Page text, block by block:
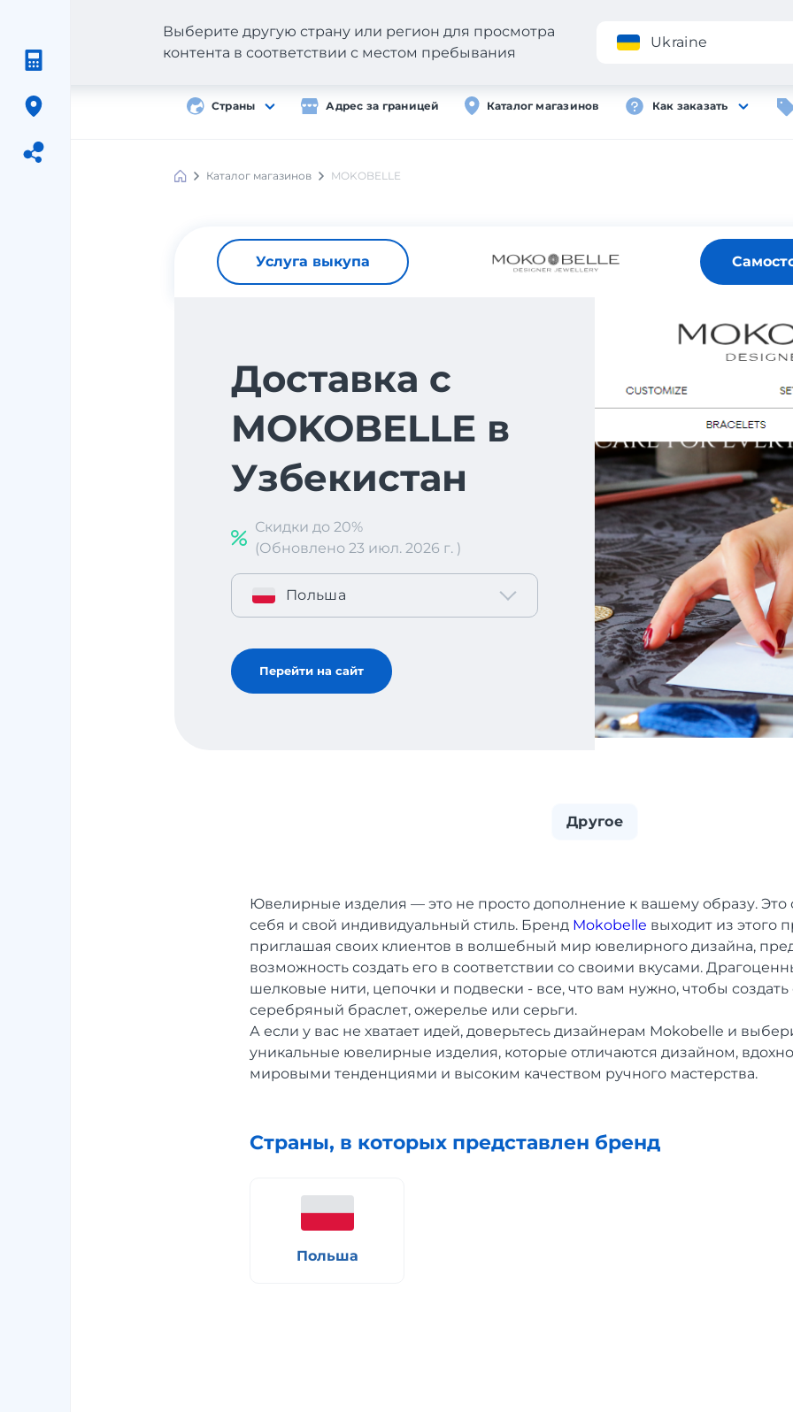
Приложение
Страны Адрес за границей Каталог магазинов Как заказать
Выберите другую страну или регион для просмотра
контента в соответствии с местом пребывания
Ukraine
Meest
Каталог магазинов MOKOBELLE
Услуга выкупа
Доставка с
MOKOBELLE в
Узбекистан
Скидки до 20%
(Обновлено 23 июл. 2026 г. )
Польша
Перейти на сайт
Другое
Ювелирные изделия — это не просто дополнение к вашему образу. Это
себя и свой индивидуальный стиль. Бренд Mokobelle выходит из этого
приглашая своих клиентов в волшебный мир ювелирного дизайна,
возможность создать его в соответствии со своими вкусами.
шелковые нити, цепочки и подвески - все, что вам нужно, чтобы
серебряный браслет, ожерелье или серьги.
А если у вас не хватает идей, доверьтесь дизайнерам Mokobelle и
уникальные ювелирные изделия, которые отличаются дизайном,
мировыми тенденциями и высоким качеством ручного мастерства.
Страны, в которых представлен бренд
Польша